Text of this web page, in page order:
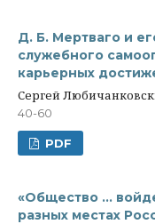
Д. Б. Мертваго и
служебного
карьерных
Сергей
40-60
PDF
«Общество …
разных местах